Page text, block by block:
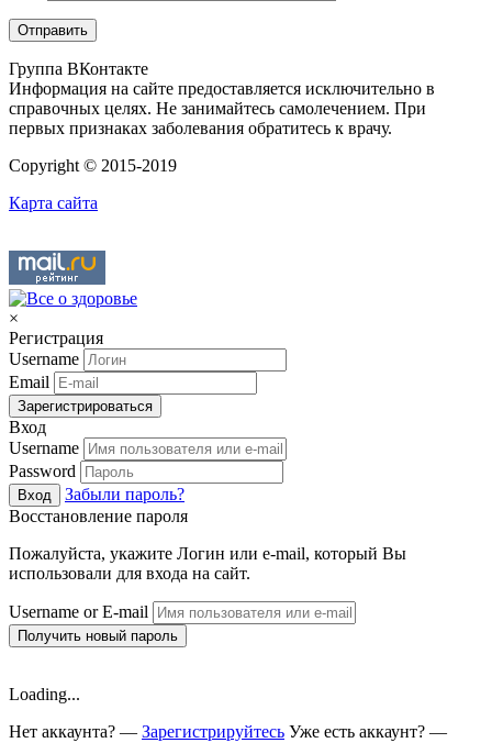
Группа ВКонтакте
Информация на сайте предоставляется исключительно в
справочных целях. Не занимайтесь самолечением. При
первых признаках заболевания обратитесь к врачу.
Copyright © 2015-2019
Карта сайта
×
Регистрация
Username
Email
Зарегистрироваться
Вход
Username
Password
Вход
Забыли пароль?
Восстановление пароля
Пожалуйста, укажите Логин или e-mail, который Вы
использовали для входа на сайт.
Username or E-mail
Получить новый пароль
Loading...
Нет аккаунта? — Зарегистрируйтесь Уже есть аккаунт? —